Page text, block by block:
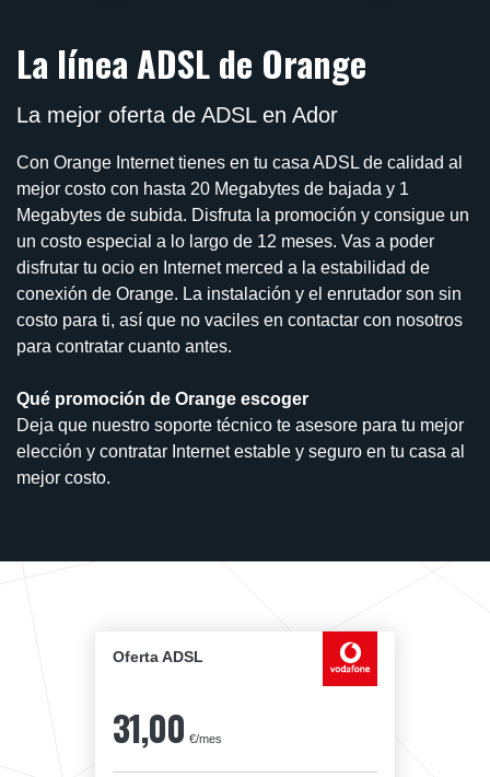
La línea ADSL de Orange
La mejor oferta de ADSL en Ador
Con Orange Internet tienes en tu casa ADSL de calidad al
mejor costo con hasta 20 Megabytes de bajada y 1
Megabytes de subida. Disfruta la promoción y consigue un
un costo especial a lo largo de 12 meses. Vas a poder
disfrutar tu ocio en Internet merced a la estabilidad de
conexión de Orange. La instalación y el enrutador son sin
costo para ti, así que no vaciles en contactar con nosotros
para contratar cuanto antes.
Qué promoción de Orange escoger
Deja que nuestro soporte técnico te asesore para tu mejor
elección y contratar Internet estable y seguro en tu casa al
mejor costo.
Oferta ADSL
31,00 €/mes